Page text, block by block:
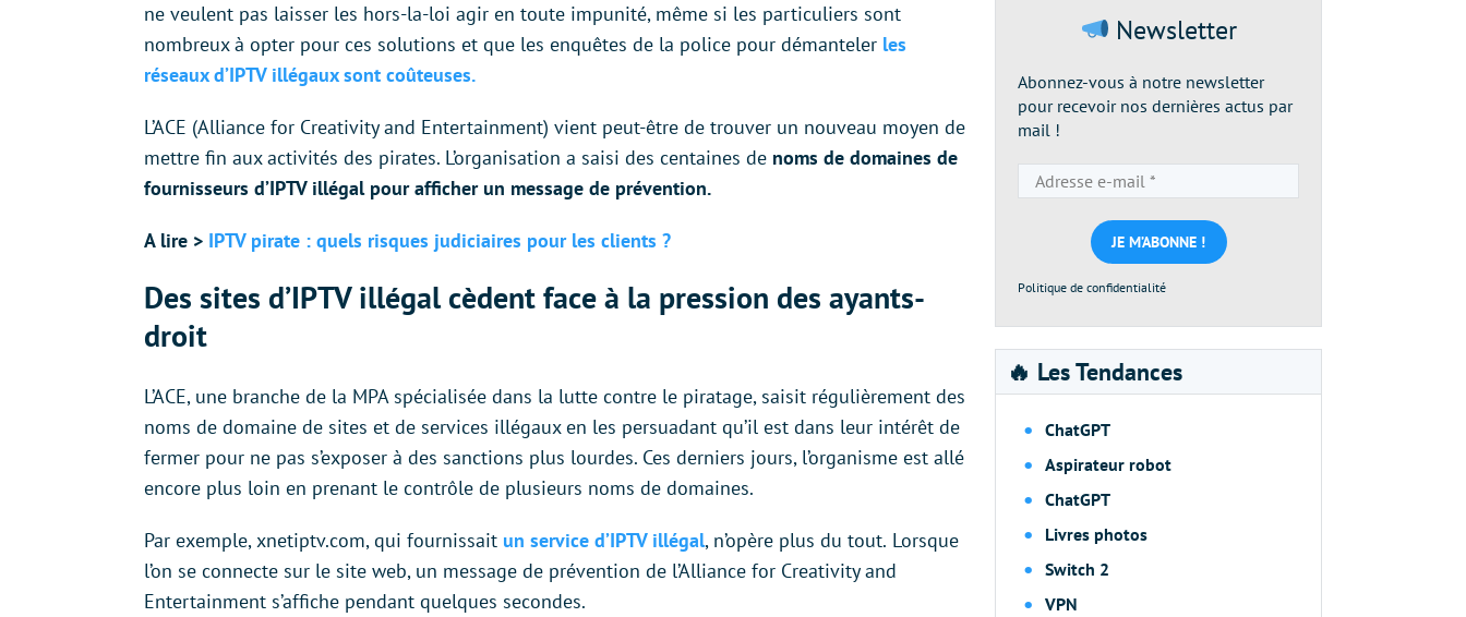
ne veulent pas laisser les hors-la-loi agir en toute impunité, même si les particuliers sont
nombreux à opter pour ces solutions et que les enquêtes de la police pour démanteler les
réseaux d’IPTV illégaux sont coûteuses.
L’ACE (Alliance for Creativity and Entertainment) vient peut-être de trouver un nouveau moyen de
mettre fin aux activités des pirates. L’organisation a saisi des centaines de noms de domaines de
fournisseurs d’IPTV illégal pour afficher un message de prévention.
A lire > IPTV pirate : quels risques judiciaires pour les clients ?
Des sites d’IPTV illégal cèdent face à la pression des ayants-
droit
L’ACE, une branche de la MPA spécialisée dans la lutte contre le piratage, saisit régulièrement des
noms de domaine de sites et de services illégaux en les persuadant qu’il est dans leur intérêt de
fermer pour ne pas s’exposer à des sanctions plus lourdes. Ces derniers jours, l’organisme est allé
encore plus loin en prenant le contrôle de plusieurs noms de domaines.
Par exemple, xnetiptv.com, qui fournissait un service d’IPTV illégal, n’opère plus du tout. Lorsque
l’on se connecte sur le site web, un message de prévention de l’Alliance for Creativity and
Entertainment s’affiche pendant quelques secondes.
Newsletter
Abonnez-vous à notre newsletter
pour recevoir nos dernières actus par
mail !
e-
mail
*
Politique de confidentialité
🔥 Les Tendances
ChatGPT
Aspirateur robot
ChatGPT
Livres photos
Switch 2
VPN